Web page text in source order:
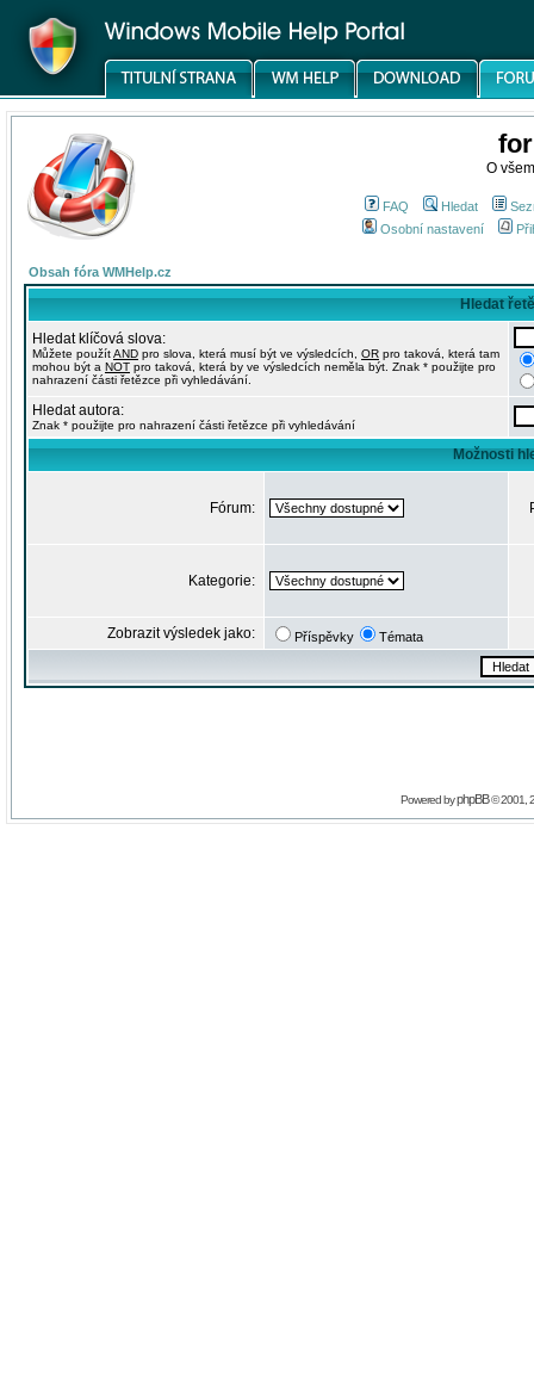
O
FAQ Hledat
Osobní nastavení
Obsah fóra WMHelp.cz
Hledat
Hledat klíčová slova:
Můžete použítAND pro slova, která musí být ve výsledcích, OR pro taková, která tam
mohou být a NOT pro taková, která by ve výsledcích neměla být. Znak * použijte pro
nahrazení části řetězce při vyhledávání.
Hledat autora:
Znak * použijte pro nahrazení části řetězce při vyhledávání
Možnosti
Fórum:
Kategorie:
Zobrazit výsledek jako: Příspěvky Témata
Powered byphpBB© 2001,